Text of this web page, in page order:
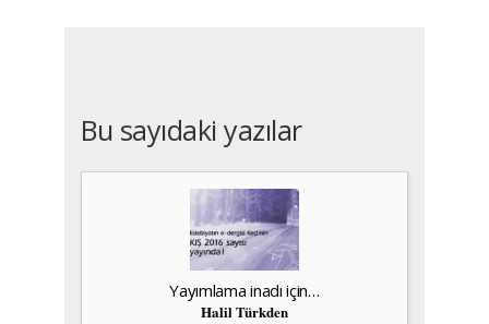
Bu sayıdaki yazılar
Yayımlama inadı için…
Halil Türkden